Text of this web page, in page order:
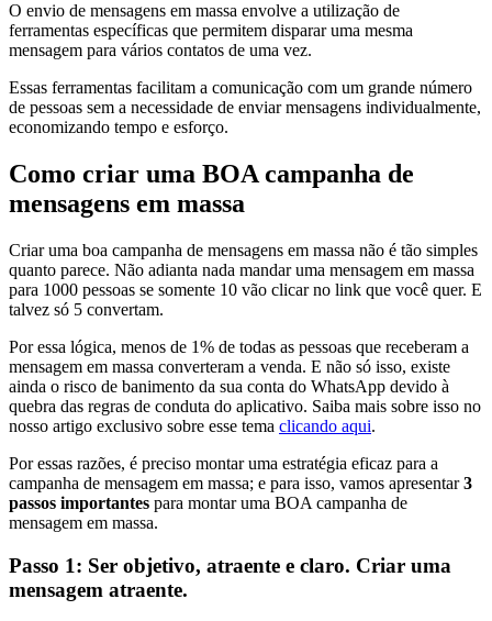
O envio de mensagens em massa envolve a utilização de
ferramentas específicas que permitem disparar uma mesma
mensagem para vários contatos de uma vez.
Essas ferramentas facilitam a comunicação com um grande número
de pessoas sem a necessidade de enviar mensagens individualmente,
economizando tempo e esforço.
Como criar uma BOA campanha de
mensagens em massa
Criar uma boa campanha de mensagens em massa não é tão simples
quanto parece. Não adianta nada mandar uma mensagem em massa
para 1000 pessoas se somente 10 vão clicar no link que você quer. E
talvez só 5 convertam.
Por essa lógica, menos de 1% de todas as pessoas que receberam a
mensagem em massa converteram a venda. E não só isso, existe
ainda o risco de banimento da sua conta do WhatsApp devido à
quebra das regras de conduta do aplicativo. Saiba mais sobre isso no
nosso artigo exclusivo sobre esse tema clicando aqui.
Por essas razões, é preciso montar uma estratégia eficaz para a
campanha de mensagem em massa; e para isso, vamos apresentar3
passos importantes para montar uma BOA campanha de
mensagem em massa.
Passo 1: Ser objetivo, atraente e claro. Criar uma
mensagem atraente.